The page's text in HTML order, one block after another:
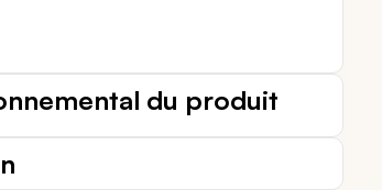
du produit